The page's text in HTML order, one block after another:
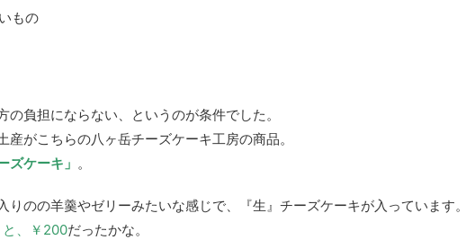
もの
の負担にならない、というのが条件でした。
産がこちらの八ヶ岳チーズケーキ工房の商品。
ズケーキ」 。
りのの羊羹やゼリーみたいな感じで、『生』チーズケーキが入っています。
と、￥200だったかな。